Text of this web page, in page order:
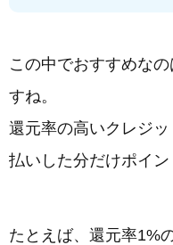
この中でおすすめな
すね。
還元率の高いクレジ
払いした分だけポイン
たとえば、還元率1%